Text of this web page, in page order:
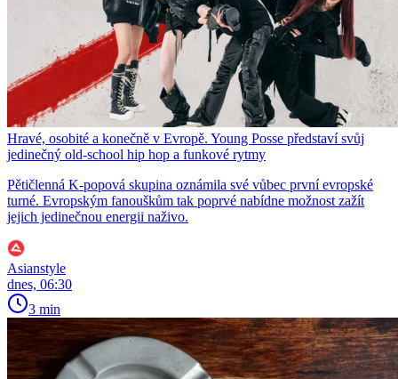
Hravé, osobité a konečně v Evropě. Young Posse představí svůj
jedinečný old-school hip hop a funkové rytmy
Pětičlenná K-popová skupina oznámila své vůbec první evropské
turné. Evropským fanouškům tak poprvé nabídne možnost zažít
jejich jedinečnou energii naživo.
Asianstyle
dnes, 06:30
3 min